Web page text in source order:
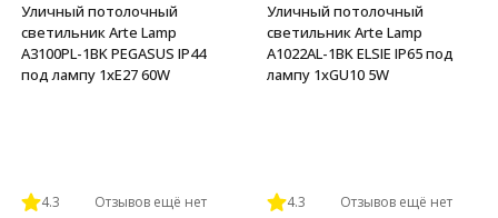
Уличный потолочный
светильник Arte Lamp
A3100PL-1BK PEGASUS IP44
под лампу 1xE27 60W
4.3 Отзывов ещё нет
Уличный потолочный
светильник Arte Lamp
A1022AL-1BK ELSIE IP65 под
лампу 1xGU10 5W
4.3 Отзывов ещё нет